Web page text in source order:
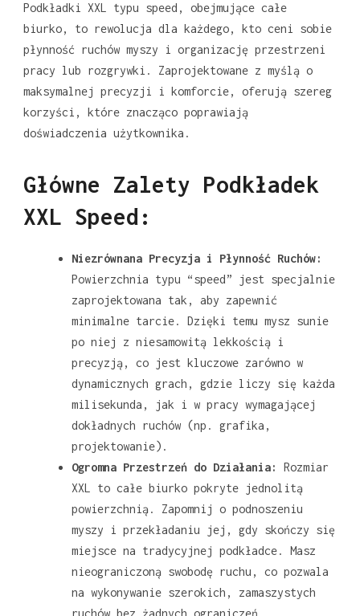
Podkładki XXL typu speed, obejmujące całe
biurko, to rewolucja dla każdego, kto ceni sobie
płynność ruchów myszy i organizację przestrzeni
pracy lub rozgrywki. Zaprojektowane z myślą o
maksymalnej precyzji i komforcie, oferują szereg
korzyści, które znacząco poprawiają
doświadczenia użytkownika.
Główne Zalety Podkładek
XXL Speed:
Niezrównana Precyzja i Płynność Ruchów:
Powierzchnia typu “speed” jest specjalnie
zaprojektowana tak, aby zapewnić
minimalne tarcie. Dzięki temu mysz sunie
po niej z niesamowitą lekkością i
precyzją, co jest kluczowe zarówno w
dynamicznych grach, gdzie liczy się każda
milisekunda, jak i w pracy wymagającej
dokładnych ruchów (np. grafika,
projektowanie).
Ogromna Przestrzeń do Działania:
Rozmiar
XXL to całe biurko pokryte jednolitą
powierzchnią. Zapomnij o podnoszeniu
myszy i przekładaniu jej, gdy skończy się
miejsce na tradycyjnej podkładce. Masz
nieograniczoną swobodę ruchu, co pozwala
na wykonywanie szerokich, zamaszystych
ruchów bez żadnych ograniczeń.